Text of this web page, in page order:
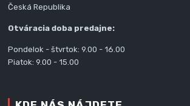
Česká Republika
Otváracia doba predajne:
Pondelok - štvrtok: 9.00 - 16.00
Piatok: 9.00 - 15.00